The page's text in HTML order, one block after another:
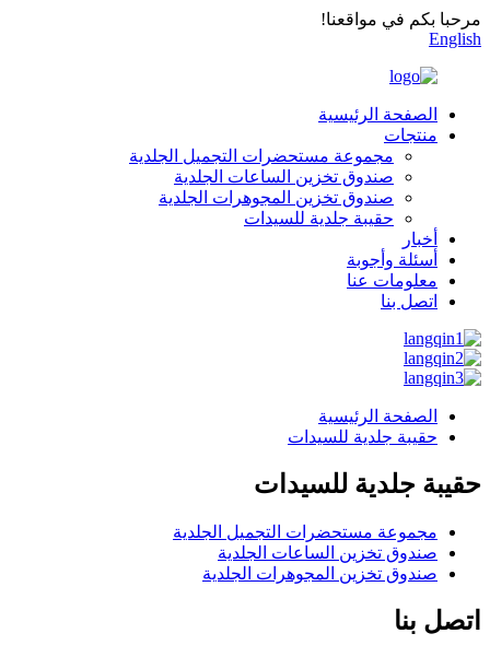
مرحبا بكم في مواقعنا!
English
الصفحة الرئيسية
منتجات
مجموعة مستحضرات التجميل الجلدية
صندوق تخزين الساعات الجلدية
صندوق تخزين المجوهرات الجلدية
حقيبة جلدية للسيدات
أخبار
أسئلة وأجوبة
معلومات عنا
اتصل بنا
الصفحة الرئيسية
حقيبة جلدية للسيدات
حقيبة جلدية للسيدات
مجموعة مستحضرات التجميل الجلدية
صندوق تخزين الساعات الجلدية
صندوق تخزين المجوهرات الجلدية
اتصل بنا